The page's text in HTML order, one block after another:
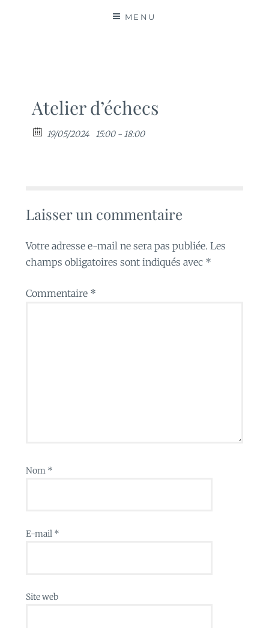
MENU
Atelier d’échecs
19/05/2024 15:00 - 18:00
Laisser un commentaire
Votre adresse e-mail ne sera pas publiée. Les
champs obligatoires sont indiqués avec *
Commentaire *
Nom *
E-mail *
Site web